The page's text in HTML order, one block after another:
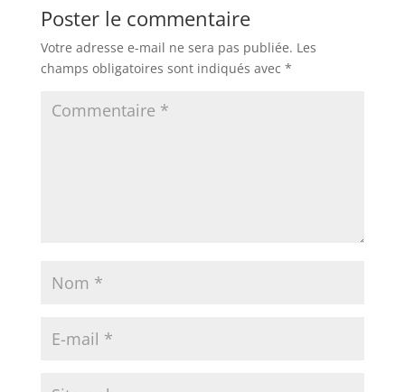
Poster le commentaire
Votre adresse e-mail ne sera pas publiée. Les
champs obligatoires sont indiqués avec *